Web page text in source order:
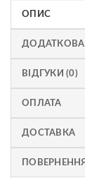
ОПИС
ДОДАТКОВА
ВІДГУКИ (0)
ОПЛАТА
ДОСТАВКА
ПОВЕРНЕННЯ